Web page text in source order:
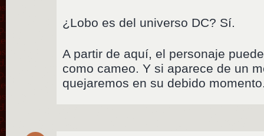
¿Lobo es del universo DC? Sí.
A partir de aquí, el personaje
como cameo. Y si aparece de un
quejaremos en su debido